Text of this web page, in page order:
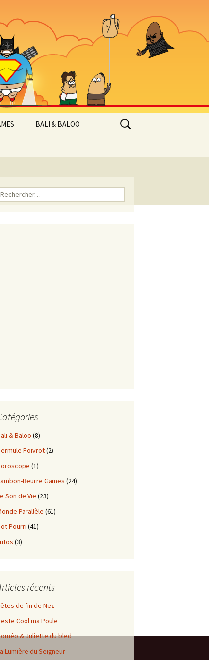
BALI & BALOO
Rechercher :
Rechercher :
& Baloo (8)
Poivrot(2)
(1)
Beurre Games (24)
Son de Vie (23)
Parallèle (61)
Pourri (41)
(3)
récents
de fin de Nez
Cool ma Poule
& Juliette du bled
Lumière du Seigneur